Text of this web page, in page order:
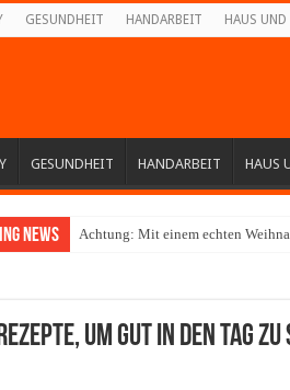
GESUNDHEIT HANDARBEIT HAUS UND
GESUNDHEIT HANDARBEIT HAUS
News Achtung: Mit einem echten
UM GUT IN DEN TAG ZU